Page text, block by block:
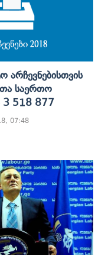
Არჩევნებისთვის
Საერთო
3 518 877
07:48